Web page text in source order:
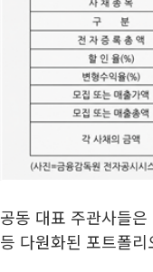
공동 대표 주관사들
등 다원화된 포트폴